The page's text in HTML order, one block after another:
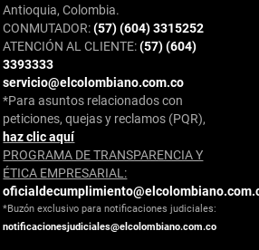
Antioquia, Colombia.
CONMUTADOR:(57) (604) 3315252
ATENCIÓN AL CLIENTE:(57) (604)
3393333
servicio@elcolombiano.com.co
*Para asuntos relacionados con
peticiones, quejas y reclamos (PQR),
haz clic aquí
PROGRAMA DE TRANSPARENCIA Y
ÉTICA EMPRESARIAL:
*Buzón exclusivo para notificaciones judiciales:
notificacionesjudiciales@elcolombiano.com.co